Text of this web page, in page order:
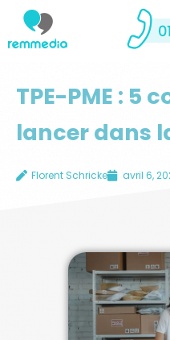
TPE-PME : 5
lancer dans
Florent Schricke avril 6,